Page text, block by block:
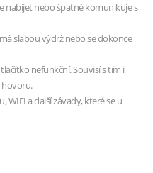
nabíjet nebo špatně komunikuje s
slabou výdrž nebo se dokonce
nefunkční. Souvisí s tím i
hovoru.
a další závady, které se u